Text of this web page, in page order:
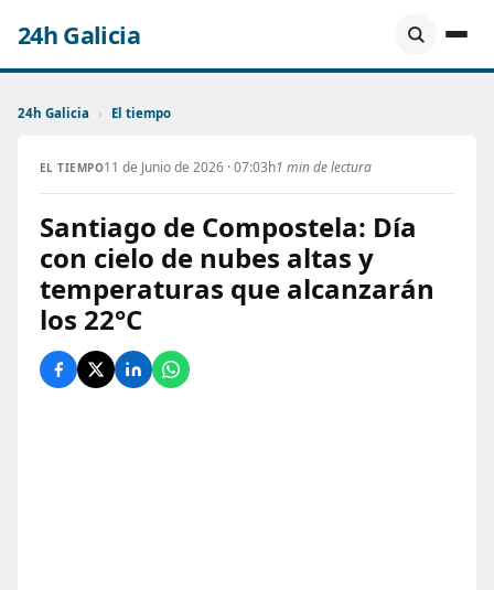
24h Galicia
24h Galicia › El tiempo
EL TIEMPO11 de Junio de 2026 · 07:03h1 min de lectura
Santiago de Compostela: Día
con cielo de nubes altas y
temperaturas que alcanzarán
los 22°C